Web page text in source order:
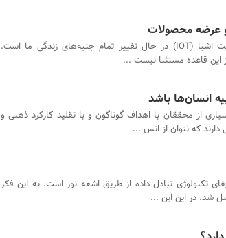
و عرضه محصولات
اینترنت اشیا (IOT) در حال تغییر تمام جنبه‌های زندگی ما است.
انسان‌ها باشد
از محققان با اهداف گوناگون و با تقلید کارکرد ذهنی و
که نتوان از انس ...
تکنولوژی تبادل داده از طریق اشعه نور است. به این فکر
شد. در این این ...